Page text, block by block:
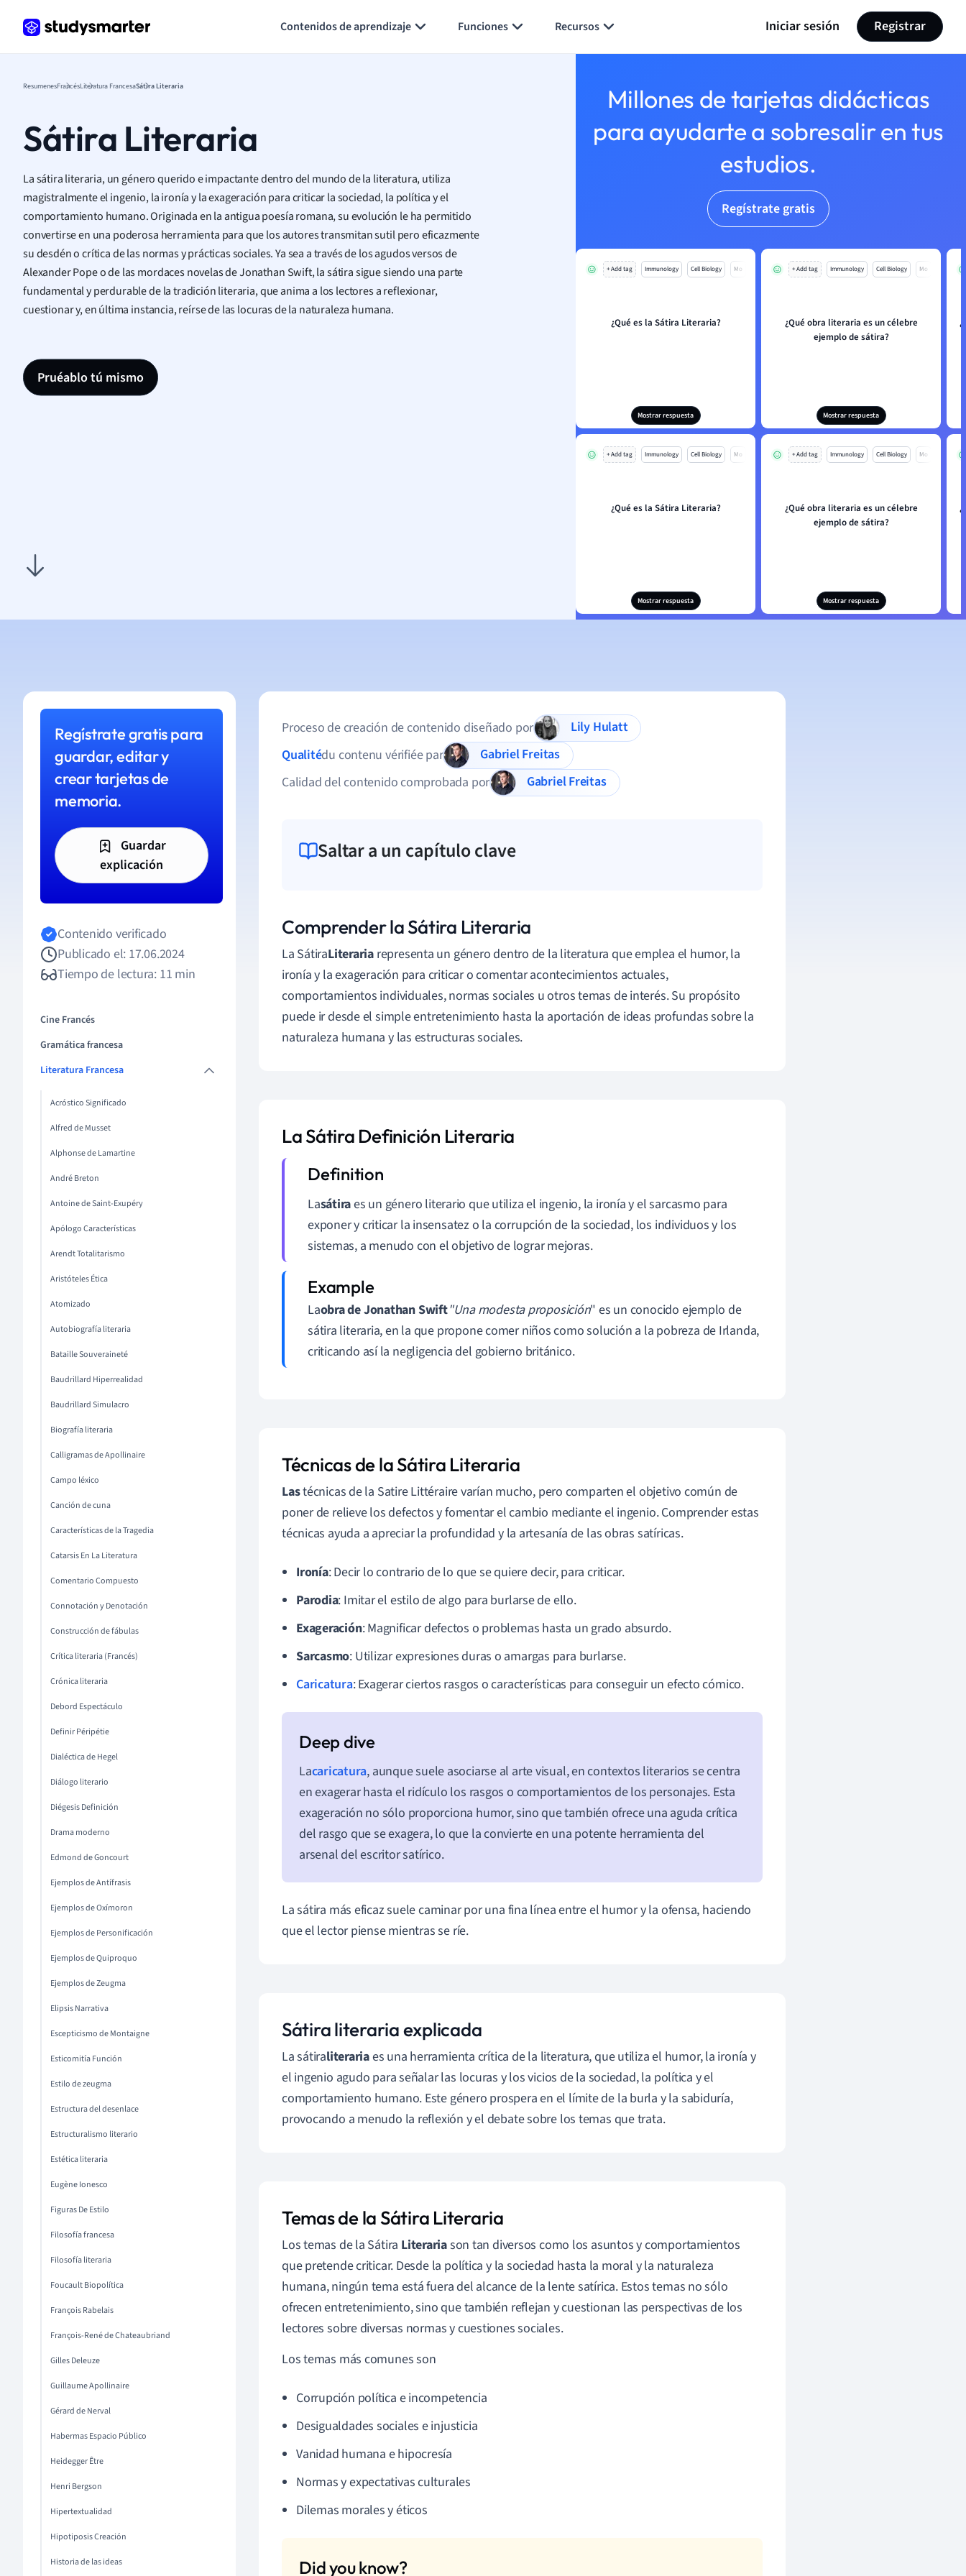
Contenidos de aprendizaje Funciones Recursos Iniciar sesión Registrar
ResumenesFrancésLiteratura FrancesaSátira Literaria
Sátira Literaria
La sátira literaria, un género querido e impactante dentro del mundo de la literatura, utiliza
magistralmente el ingenio, la ironía y la exageración para criticar la sociedad, la política y el
comportamiento humano. Originada en la antigua poesía romana, su evolución le ha permitido
convertirse en una poderosa herramienta para que los autores transmitan sutil pero eficazmente
su desdén o crítica de las normas y prácticas sociales. Ya sea a través de los agudos versos de
Alexander Pope o de las mordaces novelas de Jonathan Swift, la sátira sigue siendo una parte
fundamental y perdurable de la tradición literaria, que anima a los lectores a reflexionar,
cuestionar y, en última instancia, reírse de las locuras de la naturaleza humana.
Pruéablo tú mismo
Millones de tarjetas didácticas
para ayudarte a sobresalir en tus
estudios.
Regístrate gratis
+ Add tag Immunology Cell Biology Mo
¿Qué es la Sátira Literaria?
Mostrar respuesta
+ Add tag Immunology Cell Biology Mo
¿Qué obra literaria es un célebre
ejemplo de sátira?
Mostrar respuesta
+ Add tag Immunology Cell Biology Mo
¿Qué es la Sátira Literaria?
Mostrar respuesta
+ Add tag Immunology Cell Biology Mo
¿Qué obra literaria es un célebre
ejemplo de sátira?
Mostrar respuesta
Regístrate gratis para
guardar, editar y
crear tarjetas de
memoria.
Guardar
explicación
Contenido verificado
Publicado el: 17.06.2024
Tiempo de lectura: 11 min
Cine Francés
Gramática francesa
Literatura Francesa
Acróstico Significado
Alfred de Musset
Alphonse de Lamartine
André Breton
Antoine de Saint-Exupéry
Apólogo Características
Arendt Totalitarismo
Aristóteles Ética
Atomizado
Autobiografía literaria
Bataille Souveraineté
Baudrillard Hiperrealidad
Baudrillard Simulacro
Biografía literaria
Calligramas de Apollinaire
Campo léxico
Canción de cuna
Características de la Tragedia
Catarsis En La Literatura
Comentario Compuesto
Connotación y Denotación
Construcción de fábulas
Crítica literaria (Francés)
Crónica literaria
Debord Espectáculo
Definir Péripétie
Dialéctica de Hegel
Diálogo literario
Diégesis Definición
Drama moderno
Edmond de Goncourt
Ejemplos de Antífrasis
Ejemplos de Oxímoron
Ejemplos de Personificación
Ejemplos de Quiproquo
Ejemplos de Zeugma
Elipsis Narrativa
Escepticismo de Montaigne
Esticomitía Función
Estilo de zeugma
Estructura del desenlace
Estructuralismo literario
Estética literaria
Eugène Ionesco
Figuras De Estilo
Filosofía francesa
Filosofía literaria
Foucault Biopolítica
François Rabelais
François-René de Chateaubriand
Gilles Deleuze
Guillaume Apollinaire
Gérard de Nerval
Habermas Espacio Público
Heidegger Être
Henri Bergson
Hipertextualidad
Hipotiposis Creación
Historia de las ideas
Proceso de creación de contenido diseñado por
Lily Hulatt
Qualitédu contenu vérifiée par
Gabriel Freitas
Calidad del contenido comprobada por
Gabriel Freitas
Saltar a un capítulo clave
Comprender la Sátira Literaria
La SátiraLiteraria representa un género dentro de la literatura que emplea el humor, la
ironía y la exageración para criticar o comentar acontecimientos actuales,
comportamientos individuales, normas sociales u otros temas de interés. Su propósito
puede ir desde el simple entretenimiento hasta la aportación de ideas profundas sobre la
naturaleza humana y las estructuras sociales.
La Sátira Definición Literaria
Lasátiraes un género literario que utiliza el ingenio, la ironía y el sarcasmo para
exponer y criticar la insensatez o la corrupción de la sociedad, los individuos y los
sistemas, a menudo con el objetivo de lograr mejoras.
Laobra de Jonathan Swift"Una modesta proposición" es un conocido ejemplo de
sátira literaria, en la que propone comer niños como solución a la pobreza de Irlanda,
criticando así la negligencia del gobierno británico.
Técnicas de la Sátira Literaria
Lastécnicas de la Satire Littéraire varían mucho, pero comparten el objetivo común de
poner de relieve los defectos y fomentar el cambio mediante el ingenio. Comprender estas
técnicas ayuda a apreciar la profundidad y la artesanía de las obras satíricas.
Ironía: Decir lo contrario de lo que se quiere decir, para criticar.
Parodia: Imitar el estilo de algo para burlarse de ello.
Exageración: Magnificar defectos o problemas hasta un grado absurdo.
Sarcasmo: Utilizar expresiones duras o amargas para burlarse.
Caricatura: Exagerar ciertos rasgos o características para conseguir un efecto cómico.
Lacaricatura, aunque suele asociarse al arte visual, en contextos literarios se centra
en exagerar hasta el ridículo los rasgos o comportamientos de los personajes. Esta
exageración no sólo proporciona humor, sino que también ofrece una aguda crítica
del rasgo que se exagera, lo que la convierte en una potente herramienta del
arsenal del escritor satírico.
La sátira más eficaz suele caminar por una fina línea entre el humor y la ofensa, haciendo
que el lector piense mientras se ríe.
Sátira literaria explicada
La sátiraliterariaes una herramienta crítica de la literatura, que utiliza el humor, la ironía y
el ingenio agudo para señalar las locuras y los vicios de la sociedad, la política y el
comportamiento humano. Este género prospera en el límite de la burla y la sabiduría,
provocando a menudo la reflexión y el debate sobre los temas que trata.
Temas de la Sátira Literaria
Los temas de la Sátira Literariason tan diversos como los asuntos y comportamientos
que pretende criticar. Desde la política y la sociedad hasta la moral y la naturaleza
humana, ningún tema está fuera del alcance de la lente satírica. Estos temas no sólo
ofrecen entretenimiento, sino que también reflejan y cuestionan las perspectivas de los
lectores sobre diversas normas y cuestiones sociales.
Los temas más comunes son
Corrupción política e incompetencia
Desigualdades sociales e injusticia
Vanidad humana e hipocresía
Normas y expectativas culturales
Dilemas morales y éticos